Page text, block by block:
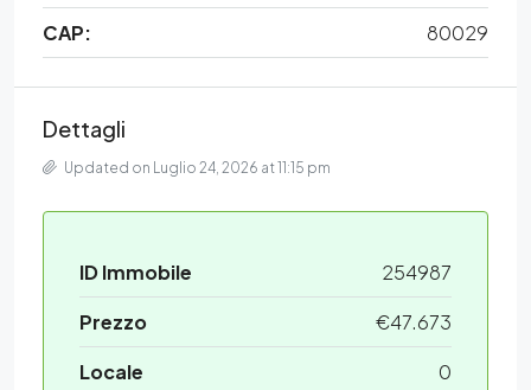
CAP:
80029
Dettagli
Updated on Luglio 24, 2026 at 11:15 pm
ID Immobile
254987
Prezzo
€47.673
Locale
0